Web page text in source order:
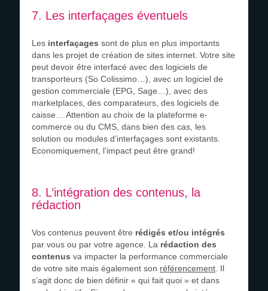
7. Les interfaçages éventuels
Les interfaçages sont de plus en plus importants
dans les projet de création de sites internet. Votre site
peut devoir être interfacé avec des logiciels de
transporteurs (So Colissimo…), avec un logiciel de
gestion commerciale (EPG, Sage…), avec des
marketplaces, des comparateurs, des logiciels de
caisse… Attention au choix de la plateforme e-
commerce ou du CMS, dans bien des cas, les
solution ou modules d’interfaçages sont existants.
Economiquement, l’impact peut être grand!
8. L’intégration des contenus, la
rédaction
Vos contenus peuvent être rédigés et/ou intégrés
par vous ou par votre agence. La rédaction des
contenus va impacter la performance commerciale
de votre site mais également son référencement . Il
s’agit donc de bien définir « qui fait quoi » et dans